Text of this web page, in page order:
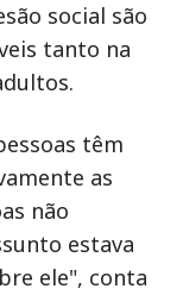
social são
tanto na
têm
as
não
estava
ele", conta